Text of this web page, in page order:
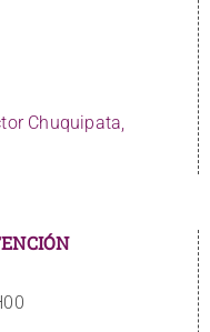
Chuquipata,